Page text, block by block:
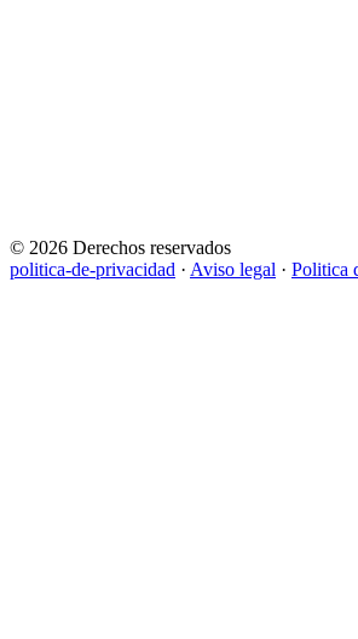
© 2026 Derechos reservados
politica-de-privacidad · Aviso legal · Politica